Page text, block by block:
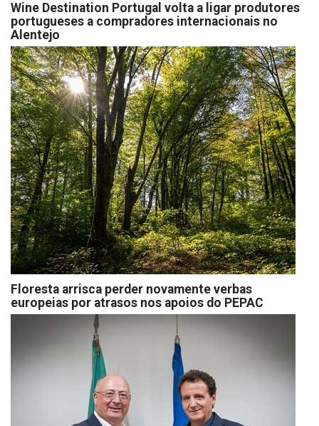
Wine Destination Portugal volta a ligar produtores
portugueses a compradores internacionais no
Alentejo
Floresta arrisca perder novamente verbas
europeias por atrasos nos apoios do PEPAC